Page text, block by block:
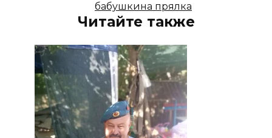
бабушкина прялка
Читайте также